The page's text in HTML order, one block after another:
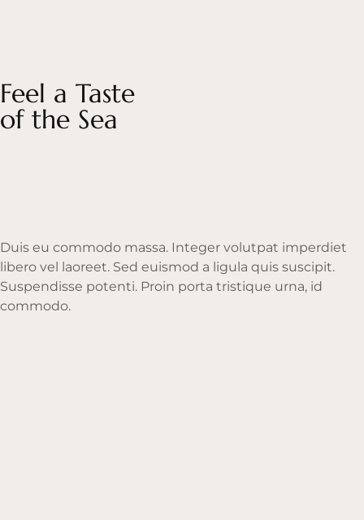
Feel a Taste
of the Sea
Duis eu commodo massa. Integer volutpat imperdiet
libero vel laoreet. Sed euismod a ligula quis suscipit.
Suspendisse potenti. Proin porta tristique urna, id
commodo.